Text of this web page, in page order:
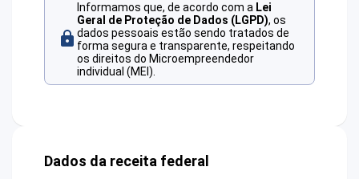
Informamos que, de acordo com a Lei
Geral de Proteção de Dados (LGPD), os
dados pessoais estão sendo tratados de
forma segura e transparente, respeitando
os direitos do Microempreendedor
individual (MEI).
Dados da receita federal